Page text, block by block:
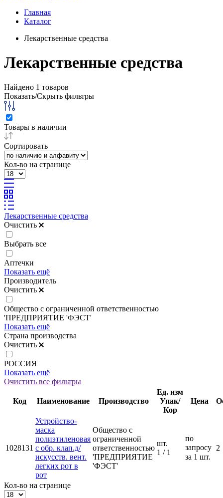
Главная
Каталог
Лекарственные средства
Лекарственные средства
Найдено 1 товаров
Показать/Скрыть фильтры
Товары в наличии
Сортировать
Кол-во на странице
Лекарственные средства
Очистить
Выбрать все
Аптечки
Показать ещё
Производитель
Очистить
Общество с ограниченной ответственностью
'ПРЕДПРИЯТИЕ 'ФЭСТ'
Показать ещё
Страна производства
Очистить
РОССИЯ
Показать ещё
Очистить все фильтры
Код Наименование Производство
Ед. изм
Упак/
Кор
Цена
1028131
Устройство-
маска
полиэтиленовая
с обр. клап.д/
искусств. вент.
легких рот в
рот
Общество с
ограниченной
ответственностью
'ПРЕДПРИЯТИЕ
'ФЭСТ'
шт.
1 / 1
по
запросу
за 1 шт.
2
Кол-во на странице